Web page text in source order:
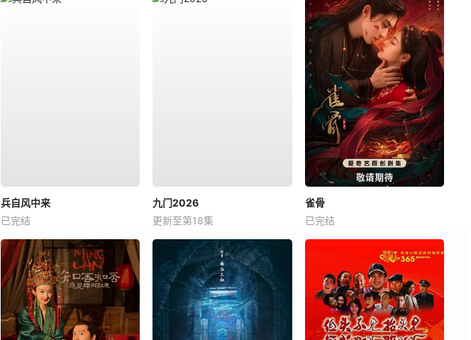
兵自风中来
已完结
九门2026
更新至第18集
雀骨
已完结